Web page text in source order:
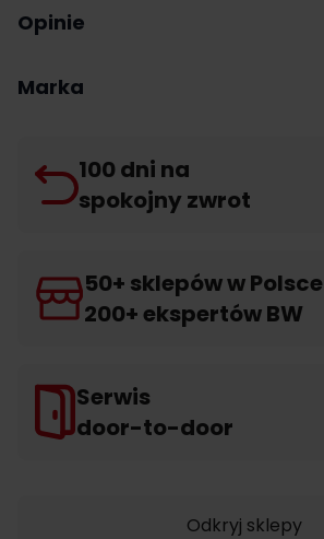
Opinie
Marka
100 dni na
spokojny zwrot
50+ sklepów w Polsce
200+ ekspertów BW
Serwis
door-to-door
Odkryj sklepy